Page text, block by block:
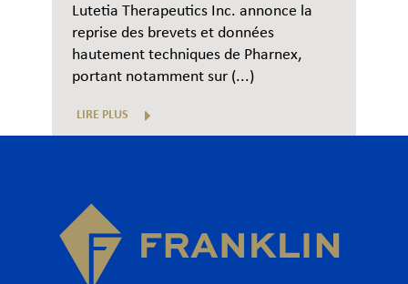
Lutetia Therapeutics Inc. annonce la
reprise des brevets et données
hautement techniques de Pharnex,
portant notamment sur (...)
LIRE PLUS